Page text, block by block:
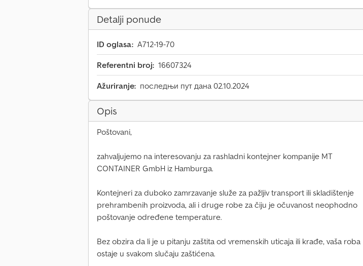
Detalji ponude
ID oglasa: A712-19-70
Referentni broj: 16607324
Ažuriranje: последњи пут дана 02.10.2024
Opis
Poštovani,
zahvaljujemo na interesovanju za rashladni kontejner kompanije MT
CONTAINER GmbH iz Hamburga.
Kontejneri za duboko zamrzavanje služe za pažljiv transport ili skladištenje
prehrambenih proizvoda, ali i druge robe za čiju je očuvanost neophodno
poštovanje određene temperature.
Bez obzira da li je u pitanju zaštita od vremenskih uticaja ili krađe, vaša roba
ostaje u svakom slučaju zaštićena.